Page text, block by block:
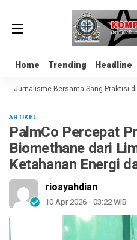
Home Trending Headline
Home Trending Headline
Jurnalisme Bersama Sang Praktisi di
ARTIKEL
PalmCo Percepat
Biomethane dari
Ketahanan Energi
riosyahdian
10 Apr 2026 - 03:22 WIB